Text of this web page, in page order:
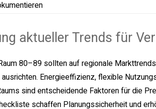
aktueller Trends für
80–89 sollten auf regionale
Energieeffizienz, flexible
sind entscheidende Faktoren für die
schaffen Planungssicherheit und